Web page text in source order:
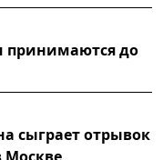
принимаются до
сыграет отрывок
Москве